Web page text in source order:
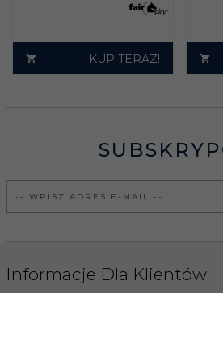
KUP TERAZ!
Informacje Dla Klientów